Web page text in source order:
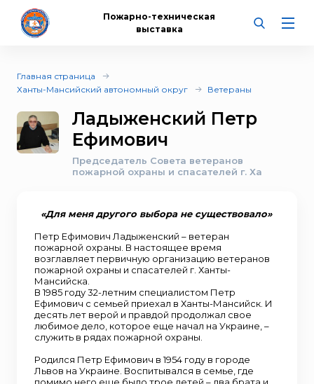
Пожарно-техническая
выставка
Главная страница
Ханты-Мансийский автономный округ
Ветераны
Ладыженский Петр
Ефимович
Председатель Совета ветеранов
пожарной охраны и спасателей г. Ха
«Для меня другого выбора не существовало»
Петр Ефимович Ладыженский – ветеран
пожарной охраны. В настоящее время
возглавляет первичную организацию ветеранов
пожарной охраны и спасателей г. Ханты-
Мансийска.
В 1985 году 32-летним специалистом Петр
Ефимович с семьей приехал в Ханты-Мансийск. И
десять лет верой и правдой продолжал свое
любимое дело, которое еще начал на Украине, –
служить в рядах пожарной охраны.
Родился Петр Ефимович в 1954 году в городе
Львов на Украине. Воспитывался в семье, где